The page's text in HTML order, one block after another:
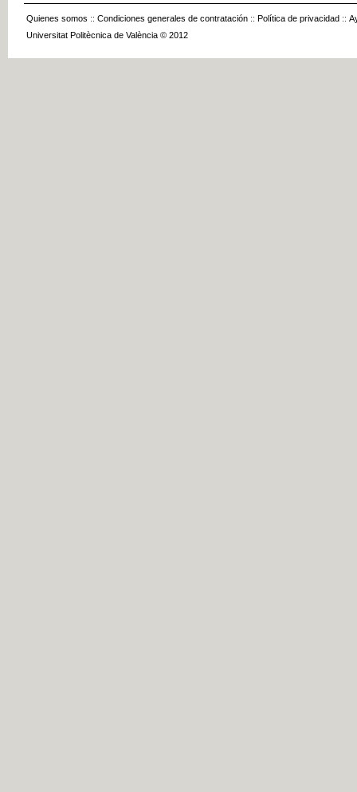
Quienes somos :: Condiciones generales de contratación :: Política de privacidad ::
Universitat Politècnica de València © 2012